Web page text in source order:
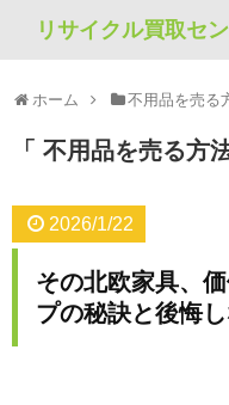
リサイクル買取セ
ホーム 不用品を売る
不用品を売る方
2026/1/22
その北欧家具、
プの秘訣と後悔